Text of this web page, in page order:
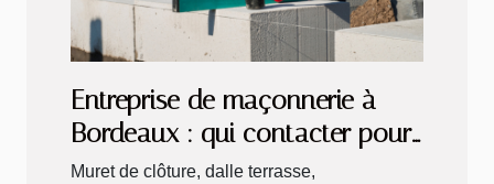
Entreprise de maçonnerie à
Bordeaux : qui contacter pour
ses travaux extérieurs ?
Muret de clôture, dalle terrasse,